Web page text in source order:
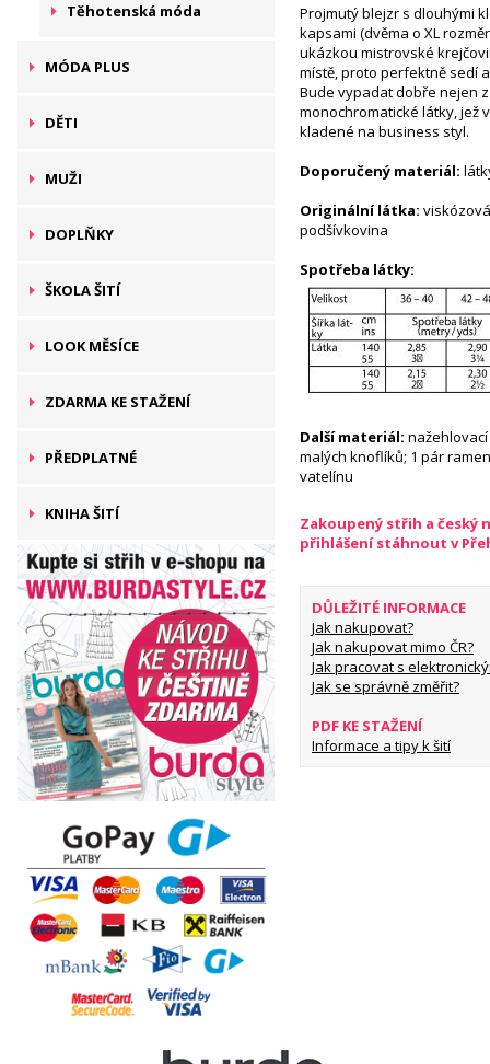
Těhotenská móda
MÓDA PLUS
DĚTI
MUŽI
DOPLŇKY
ŠKOLA ŠITÍ
LOOK MĚSÍCE
ZDARMA KE STAŽENÍ
PŘEDPLATNÉ
KNIHA ŠITÍ
Projmutý blejzr s dlouhými
kapsami (dvěma o XL
ukázkou mistrovské
místě, proto perfektně sedí
Bude vypadat dobře nejen
monochromatické látky, jež
kladené na business styl.
Doporučený materiál:
Originální látka:
podšívkovina
Spotřeba látky:
Další materiál:
malých knoflíků; 1 pár
vatelínu
Zakoupený střih a český
přihlášení stáhnout v
DŮLEŽITÉ INFORMACE
Jak nakupovat?
Jak nakupovat mimo ČR?
Jak pracovat s
Jak se správně změřit?
PDF KE STAŽENÍ
Informace a tipy k šití